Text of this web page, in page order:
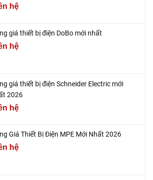
hệ
giá thiết bị điện DoBo mới nhất
hệ
giá thiết bị điện Schneider Electric mới
2026
hệ
Giá Thiết Bị Điện MPE Mới Nhất 2026
hệ